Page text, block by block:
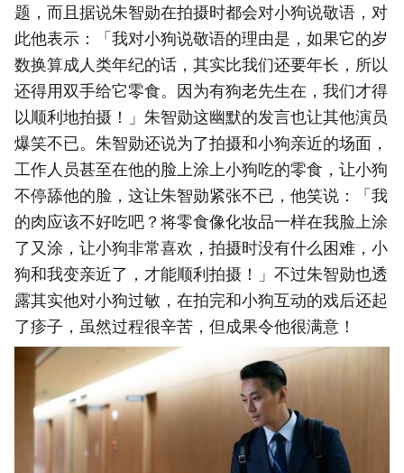
题，而且据说朱智勋在拍摄时都会对小狗说敬语，对
此他表示：「我对小狗说敬语的理由是，如果它的岁
数换算成人类年纪的话，其实比我们还要年长，所以
还得用双手给它零食。因为有狗老先生在，我们才得
以顺利地拍摄！」朱智勋这幽默的发言也让其他演员
爆笑不已。朱智勋还说为了拍摄和小狗亲近的场面，
工作人员甚至在他的脸上涂上小狗吃的零食，让小狗
不停舔他的脸，这让朱智勋紧张不已，他笑说：「我
的肉应该不好吃吧？将零食像化妆品一样在我脸上涂
了又涂，让小狗非常喜欢，拍摄时没有什么困难，小
狗和我变亲近了，才能顺利拍摄！」不过朱智勋也透
露其实他对小狗过敏，在拍完和小狗互动的戏后还起
了疹子，虽然过程很辛苦，但成果令他很满意！